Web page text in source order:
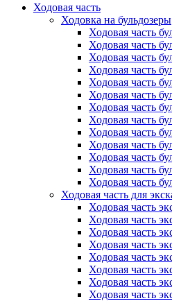
Ходовая часть
Ходовка на бульдозеры
Ходовая часть
Ходовая часть
Ходовая часть
Ходовая часть
Ходовая часть
Ходовая часть
Ходовая часть
Ходовая часть
Ходовая часть
Ходовая часть
Ходовая часть
Ходовая часть
Ходовая часть
Ходовая часть для
Ходовая часть
Ходовая часть
Ходовая часть
Ходовая часть
Ходовая часть
Ходовая часть
Ходовая часть
Ходовая часть